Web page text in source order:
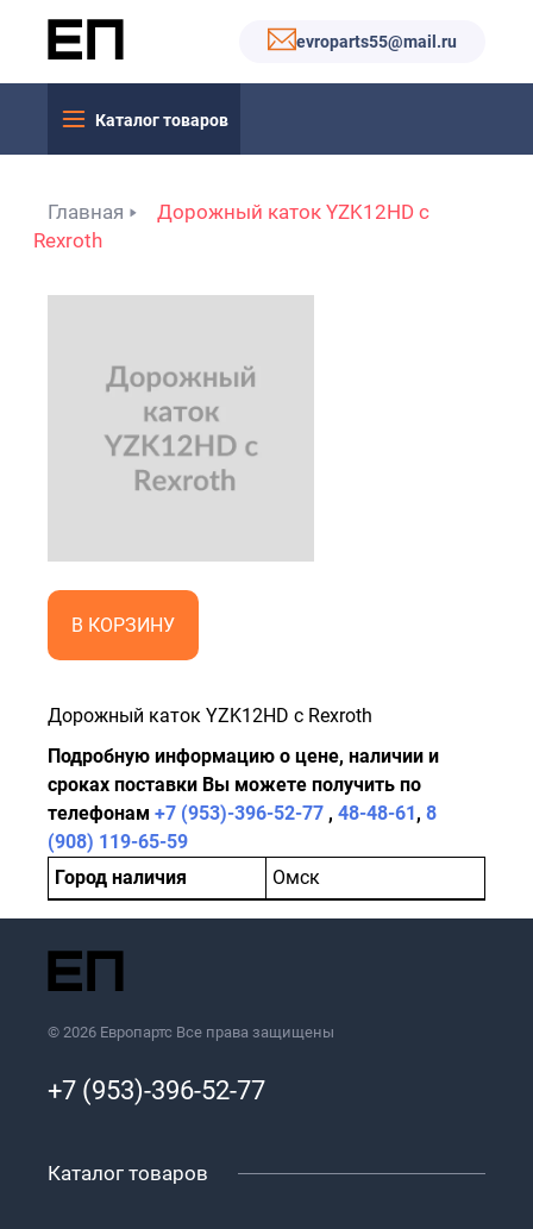
evroparts55@mail.ru
Каталог товаров
Главная
Дорожный каток YZK12HD с
Rexroth
В КОРЗИНУ
Дорожный каток YZK12HD с Rexroth
Подробную информацию о цене, наличии и
сроках поставки Вы можете получить по
телефонам +7 (953)-396-52-77 , 48-48-61, 8
(908) 119-65-59
Город наличия
Омск
© 2026 Европартс Все права защищены
+7 (953)-396-52-77
Каталог товаров